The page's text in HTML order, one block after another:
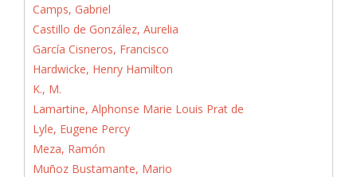
Camps, Gabriel
Castillo de González, Aurelia
García Cisneros, Francisco
Hardwicke, Henry Hamilton
K., M.
Lamartine, Alphonse Marie Louis Prat de
Lyle, Eugene Percy
Meza, Ramón
Muñoz Bustamante, Mario